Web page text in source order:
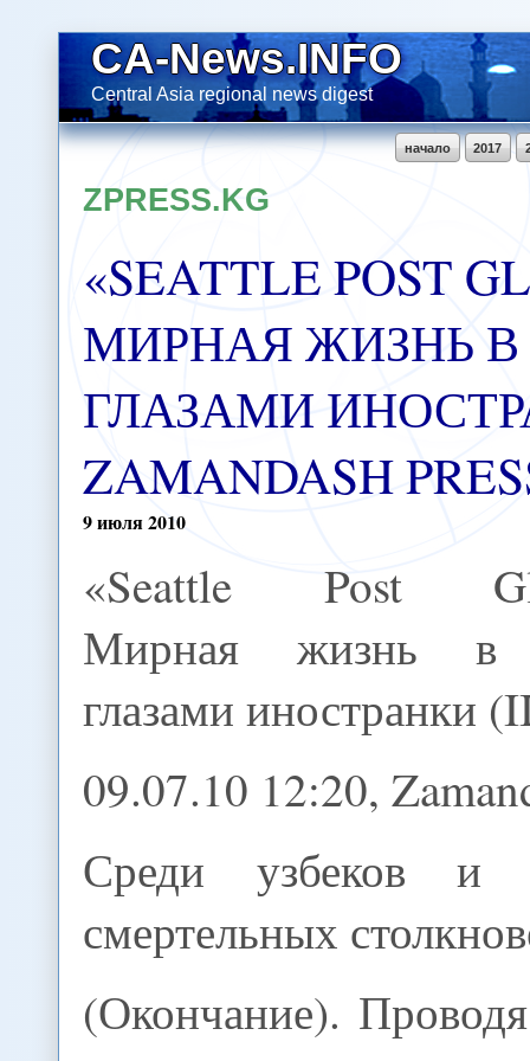
CA-News.INFO
Central Asia regional news digest
2017
начало
ZPRESS.KG
«SEATTLE POST
МИРНАЯ ЖИЗНЬ
ГЛАЗАМИ
ZAMANDASH
9июля2010
«Seattle Post
Мирная жизнь
глазами иностранки
09.07.10 12:20,
Среди узбеков и
смертельных
(Окончание).